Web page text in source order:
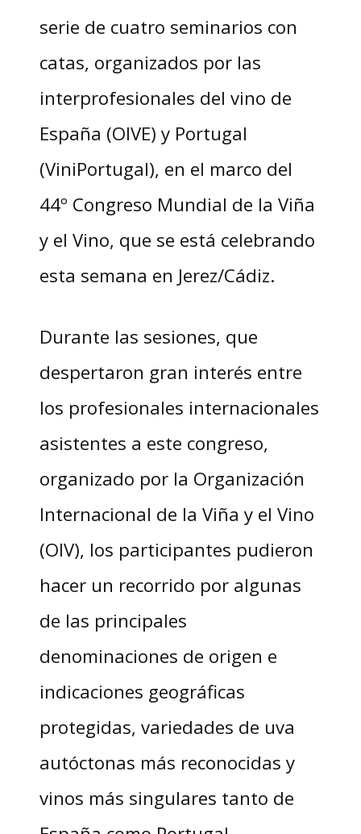
serie de cuatro seminarios con
catas, organizados por las
interprofesionales del vino de
España (OIVE) y Portugal
(ViniPortugal), en el marco del
44º Congreso Mundial de la Viña
y el Vino, que se está celebrando
esta semana en Jerez/Cádiz.
Durante las sesiones, que
despertaron gran interés entre
los profesionales internacionales
asistentes a este congreso,
organizado por la Organización
Internacional de la Viña y el Vino
(OIV), los participantes pudieron
hacer un recorrido por algunas
de las principales
denominaciones de origen e
indicaciones geográficas
protegidas, variedades de uva
autóctonas más reconocidas y
vinos más singulares tanto de